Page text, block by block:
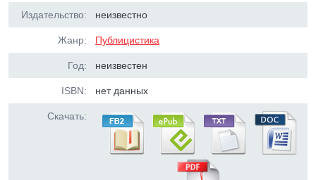
Издательство: неизвестно
Жанр: Публицистика
Год: неизвестен
ISBN: нет данных
Скачать: